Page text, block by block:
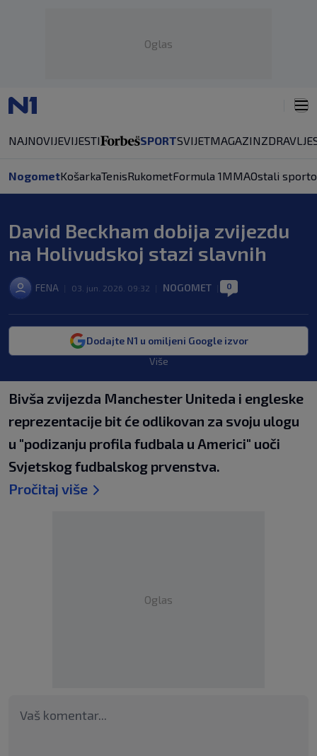
Oglas
NAJNOVIJEVIJESTI SPORTSVIJETMAGAZINZDRAVLJE
NogometKošarkaTenisRukometFormula 1MMAOstali
David Beckham dobija zvijezdu
na Holivudskoj stazi slavnih
FENA 03. jun. 2026. 09:32 NOGOMET 0
Dodajte N1 u omiljeni Google izvor
Više
Bivša zvijezda Manchester Uniteda i engleske
reprezentacije bit će odlikovan za svoju ulogu
u "podizanju profila fudbala u Americi" uoči
Svjetskog fudbalskog prvenstva.
Pročitaj više
Oglas